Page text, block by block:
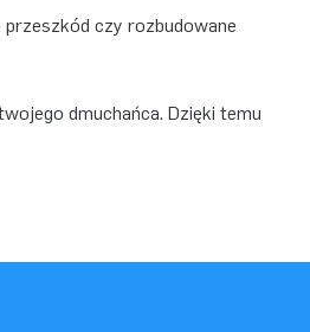
czy rozbudowane
dmuchańca. Dzięki temu